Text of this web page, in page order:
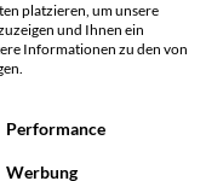
AGB
platzieren, um unsere
und Ihnen ein
Informationen zu den von
Performance
Werbung